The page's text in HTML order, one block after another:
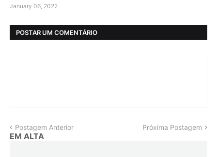
January 06, 2022
POSTAR UM COMENTÁRIO
Postagem Anterior Próxima Postagem
EM ALTA